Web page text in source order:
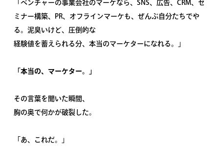
「ベンチャーの事業会社のマーケなら、SNS、広告、CRM、セ
ミナー構築、PR、オフラインマーケも、ぜんぶ自分たちでや
る。泥臭いけど、圧倒的な
経験値を蓄えられる分、本当のマーケターになれる。」
「本当の、マーケター。」
その言葉を聞いた瞬間、
胸の奥で何かが破裂した。
「あ、これだ。」